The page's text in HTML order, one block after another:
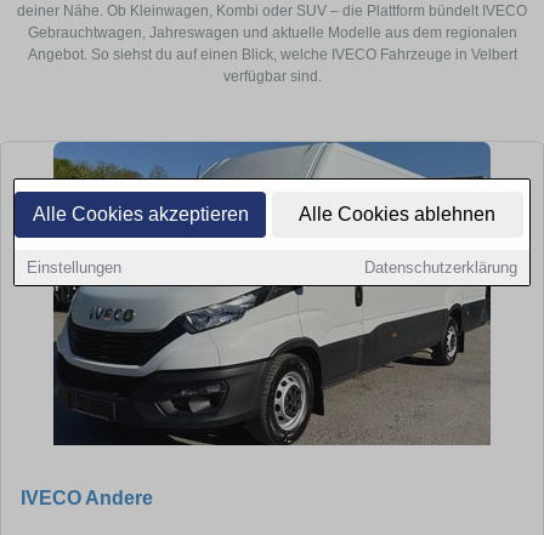
Alle Cookies akzeptieren Alle Cookies ablehnen
Einstellungen Datenschutzerklärung
deiner Nähe. Ob Kleinwagen, Kombi oder SUV – die Plattform bündelt IVECO
Gebrauchtwagen, Jahreswagen und aktuelle Modelle aus dem regionalen
Angebot. So siehst du auf einen Blick, welche IVECO Fahrzeuge in Velbert
verfügbar sind.
IVECO Andere